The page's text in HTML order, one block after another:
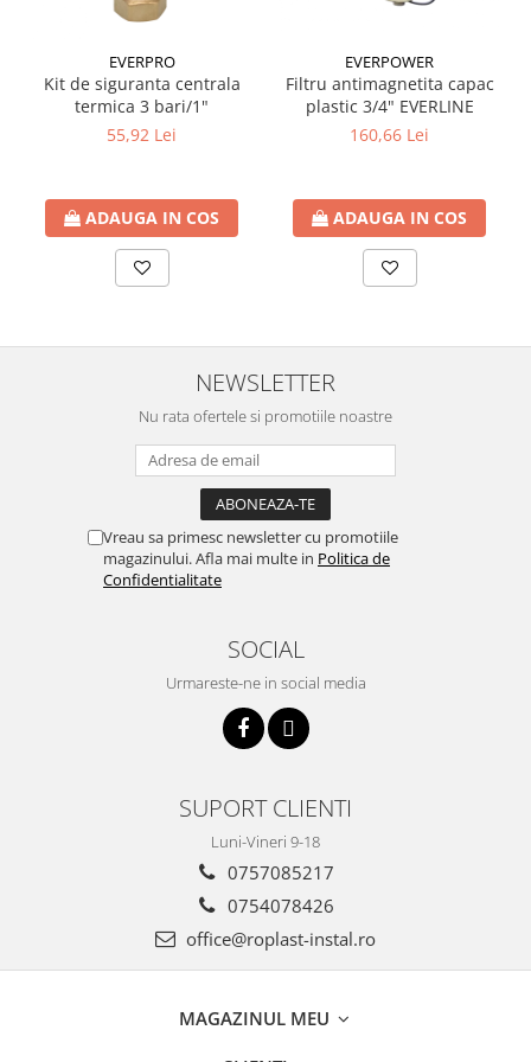
Cartuse ( Rezerve filtre apa)
Statie Osmoza Inversa
Filtre cu autocuratare
SISTEME DE ALIMENTARE CU APA
Teava Compresiune
Fitinguri Compresiune
HIDRANTI SI ACCESORII
Pompa de suprafata
Teava Cupru
Curba Cupru
Distribuitor pexal FI-FE cu robinet
Sisteme de canalizare si ape
EVERPRO
Kit de siguranta centrala
termica 3 bari/1"
55,92 Lei
ADAUGA IN COS
EVERPOWER
Filtru antimagnetita capac
plastic 3/4" EVERLINE
160,66 Lei
ADAUGA IN COS
NEWSLETTER
Nu rata ofertele si promotiile noastre
Vreau sa primesc newsletter cu promotiile
magazinului. Afla mai multe in Politica de
Confidentialitate
SOCIAL
Urmareste-ne in social media
SUPORT CLIENTI
Luni-Vineri 9-18
0757085217
0754078426
office@roplast-instal.ro
MAGAZINUL MEU